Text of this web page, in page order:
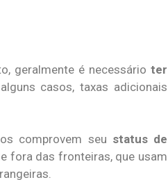
geralmente é necessário ter
alguns casos, taxas adicionais
comprovem seu status de
fora das fronteiras, que usam